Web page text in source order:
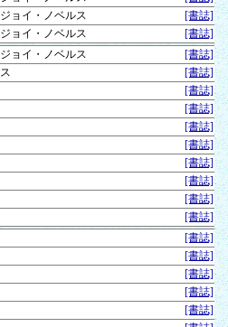
ョイ・ノベルス
[書誌]
ョイ・ノベルス
[書誌]
ョイ・ノベルス
[書誌]
[書誌]
[書誌]
[書誌]
[書誌]
[書誌]
[書誌]
[書誌]
[書誌]
[書誌]
[書誌]
[書誌]
[書誌]
[書誌]
[書誌]